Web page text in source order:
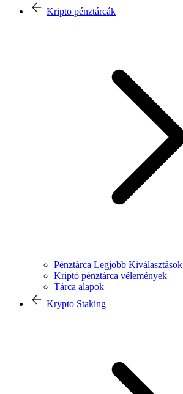
Kripto pénztárcák
Pénztárca Legjobb Kiválasztások
Kriptó pénztárca vélemények
Tárca alapok
Krypto Staking